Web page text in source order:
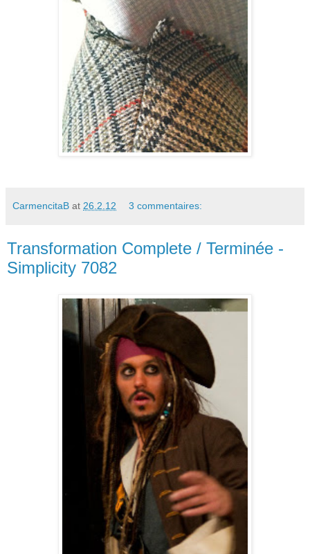
CarmencitaB at 26.2.12 3 commentaires:
Transformation Complete / Terminée -
Simplicity 7082